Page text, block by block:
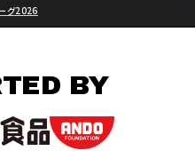
グ2026
BY